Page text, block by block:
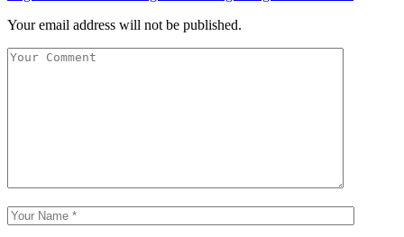
Your email address will not be published.